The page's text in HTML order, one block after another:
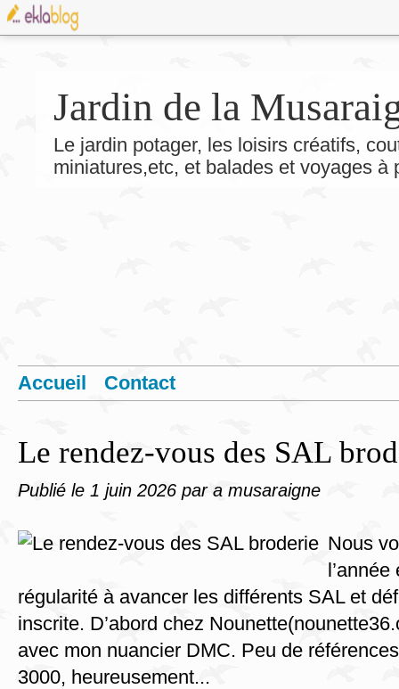
Jardin de la
Le jardin potager, les loisirs créatifs,
miniatures,etc, et balades et voyages
Accueil Contact
Le rendez-vous des SAL
Publié le 1 juin 2026 par a musaraigne
Nous
régularité à avancer les différents SAL et
inscrite. D’abord chez
avec mon nuancier DMC. Peu de
3000, heureusement...